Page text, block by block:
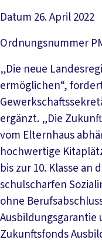
Datum 26. April 2022
Ordnungsnummer
„Die neue
ermöglichen“,
ergänzt. „Die
vom Elternhaus
hochwertige
bis zur 10. Klasse
schulscharfen
ohne
Zukunftsfonds